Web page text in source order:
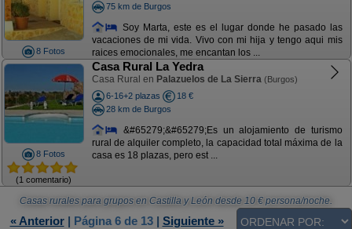
8 Fotos
75 km de Burgos
Soy Marta, este es el lugar donde he pasado las
vacaciones de mi vida. Vivo con mi hija y tengo aqui mis
raices emocionales, me encantan los ...
8 Fotos
(1 comentario)
Casa Rural La Yedra
Casa Rural en Palazuelos de La Sierra (Burgos)
6-16+2 plazas
18 €
28 km de Burgos
&#65279;&#65279;Es un alojamiento de turismo
rural de alquiler completo, la capacidad total máxima de la
casa es 18 plazas, pero est ...
Casas rurales para grupos en Castilla y León desde 10 € persona/noche.
« Anterior| Página 6 de 13| Siguiente »